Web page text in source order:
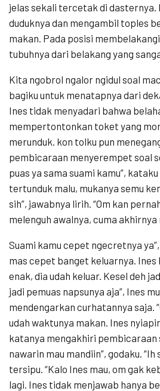
jelas sekali tercetak di dasternya.
duduknya dan mengambil toples
makan. Pada posisi
tubuhnya dari belakang yang
Kita ngobrol ngalor ngidul soal
bagiku untuk menatapnya dari
Ines tidak menyadari bahwa
mempertontonkan toket yang
merunduk. kon tolku pun
pembicaraan menyerempet soal
puas ya sama suami kamu”,
tertunduk malu, mukanya semu
sih”, jawabnya lirih. “Om kan
melenguh awalnya, cuma akhirnya
Suami kamu cepet ngecretnya
mas cepet banget keluarnya. Ines
enak, dia udah keluar. Kesel deh
jadi pemuas napsunya aja”, Ines
mendengarkan curhatannya saja.
udah waktunya makan. Ines
katanya mengakhiri pembicaraan
nawarin mau mandiin”, godaku.
tersipu. “Kalo Ines mau, om gak
lagi. Ines tidak menjawab hanya